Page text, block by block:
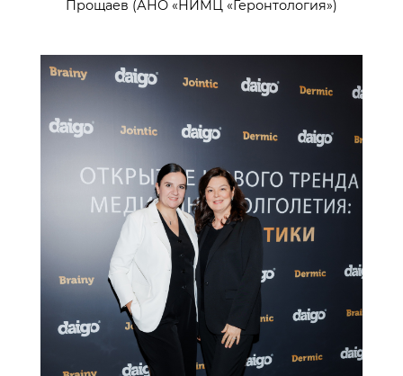
Прощаев (АНО «НИМЦ «Геронтология»)